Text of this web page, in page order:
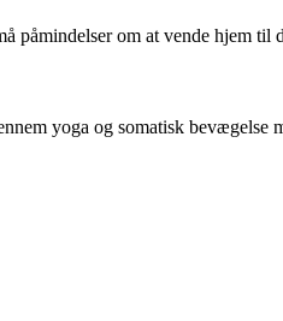
påmindelser om at vende hjem
yoga og somatisk bevægelse